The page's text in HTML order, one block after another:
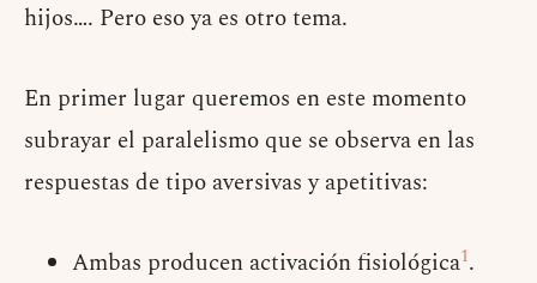
hijos…. Pero eso ya es otro tema.
En primer lugar queremos en este momento
subrayar el paralelismo que se observa en las
respuestas de tipo aversivas y apetitivas:
Ambas producen activación fisiológica1.